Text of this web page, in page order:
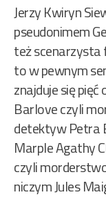
Jerzy Kwiryn
pseudonimem
też scenarzysta
to w pewnym
znajduje się
Barlove czyli
detektyw Petra
Marple Agathy
czyli
niczym Jules